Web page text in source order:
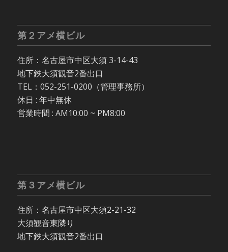
第２アメ横ビル
住所：名古屋市中区大須 3-14-43
地下鉄大須観音2番出口
TEL：052-251-0200（管理事務所）
休日 : 年中無休
営業時間 : AM10:00 ~ PM8:00
第３アメ横ビル
住所：名古屋市中区大須2-21-32
大須観音東隣り
地下鉄大須観音2番出口